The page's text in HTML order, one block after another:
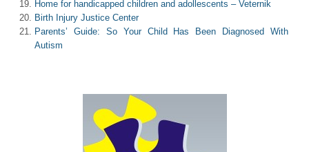
Home for handicapped children and adollescents – Veternik
Birth Injury Justice Center
Parents’ Guide: So Your Child Has Been Diagnosed With
Autism